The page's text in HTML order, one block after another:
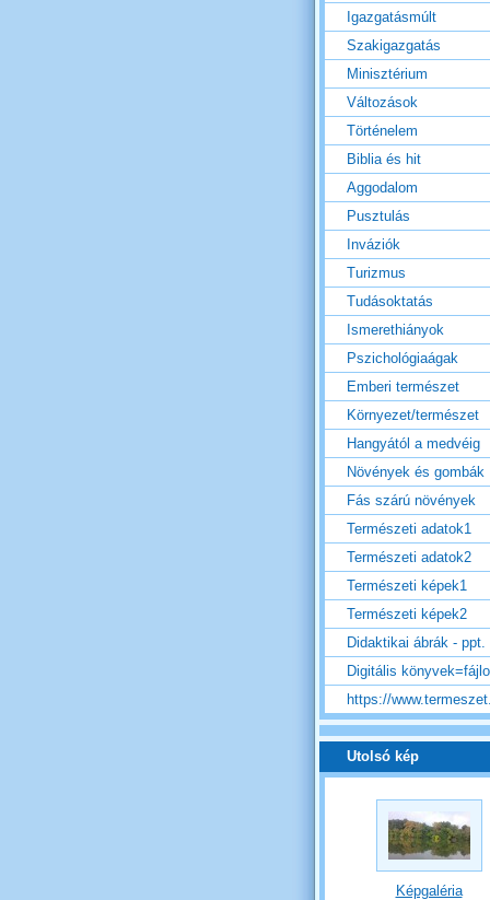
Igazgatásmúlt
Szakigazgatás
Minisztérium
Változások
Történelem
Biblia és hit
Aggodalom
Pusztulás
Inváziók
Turizmus
Tudásoktatás
Ismerethiányok
Pszichológiaágak
Emberi természet
Környezet/természet
Hangyától a medvéig
Növények és gombák
Fás szárú növények
Természeti adatok1
Természeti adatok2
Természeti képek1
Természeti képek2
Didaktikai ábrák - ppt.
Digitális
https://
Utolsó kép
Képgaléria